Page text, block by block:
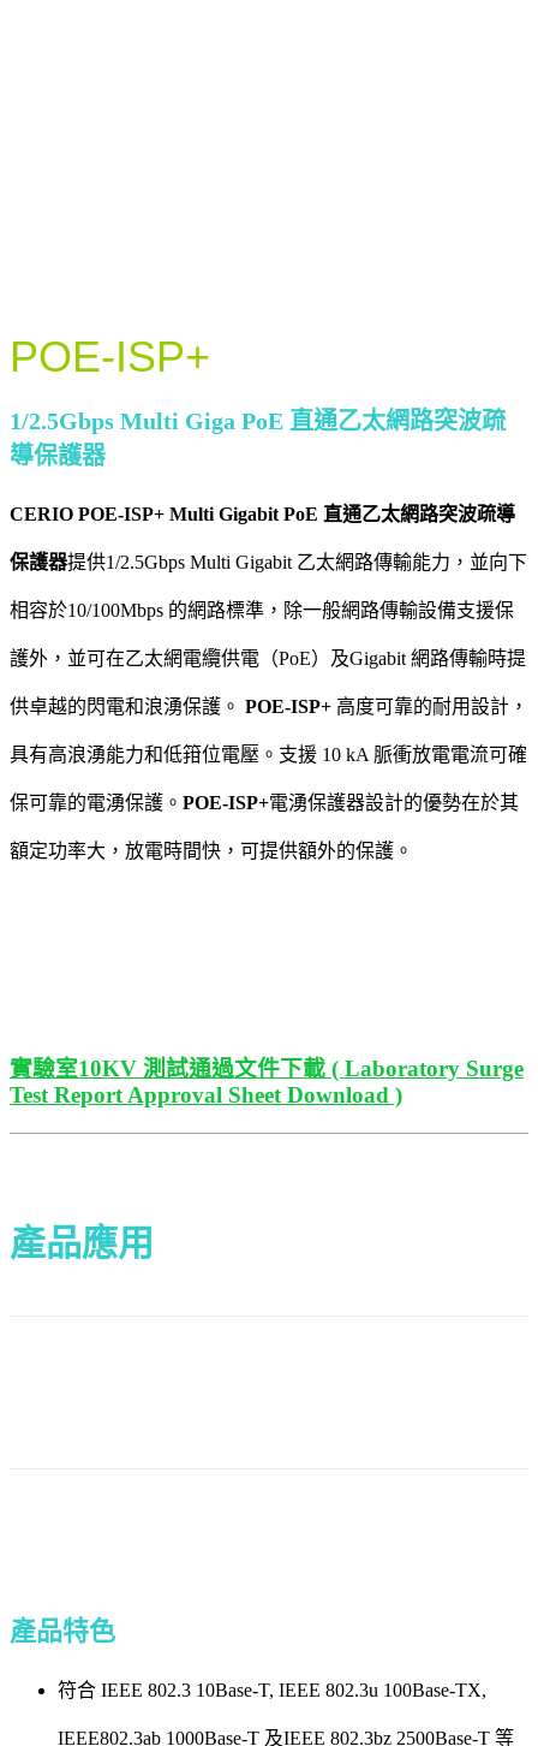
POE-ISP+
1/2.5Gbps Multi Giga PoE 直通乙太網路突波疏
導保護器
CERIO POE-ISP+ Multi Gigabit PoE 直通乙太網路突波疏導
保護器提供1/2.5Gbps Multi Gigabit 乙太網路傳輸能力，並向下
相容於10/100Mbps 的網路標準，除一般網路傳輸設備支援保
護外，並可在乙太網電纜供電（PoE）及Gigabit 網路傳輸時提
供卓越的閃電和浪湧保護。 POE-ISP+ 高度可靠的耐用設計，
具有高浪湧能力和低箝位電壓。支援 10 kA 脈衝放電電流可確
保可靠的電湧保護。 POE-ISP+電湧保護器設計的優勢在於其
額定功率大，放電時間快，可提供額外的保護。
實驗室10KV 測試通過文件下載 ( Laboratory Surge
Test Report Approval Sheet Download )
產品應用
產品特色
符合 IEEE 802.3 10Base-T, IEEE 802.3u 100Base-TX,
IEEE802.3ab 1000Base-T 及IEEE 802.3bz 2500Base-T 等